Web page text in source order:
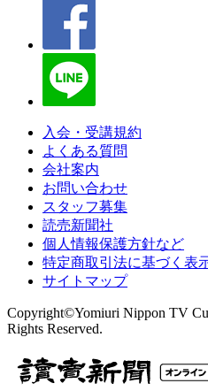
入会・受講規約
よくある質問
会社案内
お問い合わせ
スタッフ募集
読売新聞社
個人情報保護方針など
特定商取引法に基づく表
サイトマップ
Copyright©Yomiuri Nippon TV
Rights Reserved.